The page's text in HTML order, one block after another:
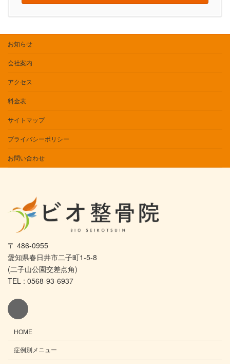
お知らせ
会社案内
アクセス
料金表
サイトマップ
プライバシーポリシー
お問い合わせ
〒 486-0955
愛知県春日井市二子町1-5-8
(二子山公園交差点角)
TEL : 0568-93-6937
HOME
症例別メニュー